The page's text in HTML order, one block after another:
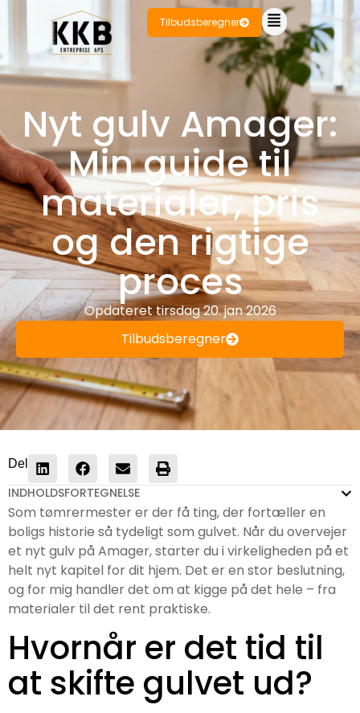
Tilbudsberegner
Nyt gulv Amager:
Min guide til
materialer, pris
og den rigtige
proces
Opdaterettirsdag 20. jan 2026
Tilbudsberegner
Del
INDHOLDSFORTEGNELSE
Som tømrermester er der få ting, der fortæller en
boligs historie så tydeligt som gulvet. Når du overvejer
et nyt gulv på Amager, starter du i virkeligheden på et
helt nyt kapitel for dit hjem. Det er en stor beslutning,
og for mig handler det om at kigge på det hele – fra
materialer til det rent praktiske.
Hvornår er det tid til
at skifte gulvet ud?